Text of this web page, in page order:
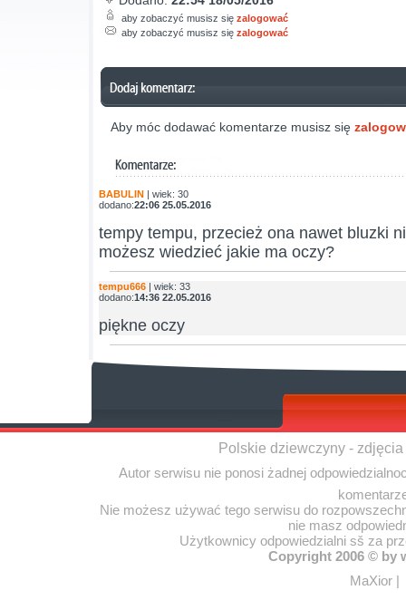
aby zobaczyć musisz się zalogować
aby zobaczyć musisz się zalogować
Aby móc dodawać komentarze musisz się
BABULIN | wiek: 30
dodano:22:06 25.05.2016
tempy tempu, przecież ona nawet bluzki
możesz wiedzieć jakie ma oczy?
tempu666 | wiek: 33
dodano:14:36 22.05.2016
piękne oczy
Polskie dziewczyny -
Autor serwisu nie ponosi żadnej
Nie możesz używać tego serwisu do
nie masz
Użytkownicy odpowiedzialni sš za
Copyright 2006 © by
MaXior |